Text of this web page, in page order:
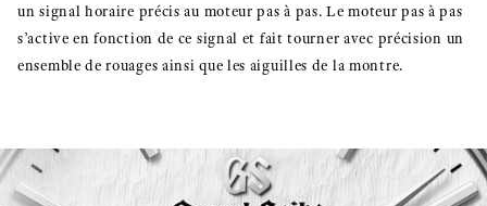
un signal horaire précis au moteur pas à pas. Le moteur pas à pas
s’active en fonction de ce signal et fait tourner avec précision un
ensemble de rouages ainsi que les aiguilles de la montre.